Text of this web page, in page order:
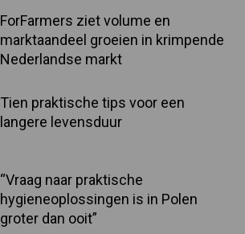
ForFarmers ziet volume en
marktaandeel groeien in krimpende
Nederlandse markt
Tien praktische tips voor een
langere levensduur
“Vraag naar praktische
hygieneoplossingen is in Polen
groter dan ooit”